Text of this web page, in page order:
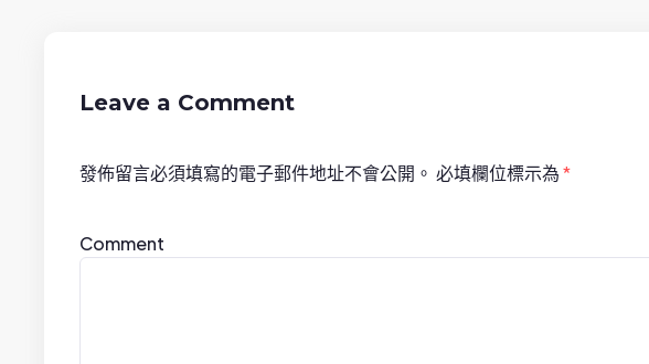
Leave a Comment
發佈留言必須填寫的電子郵件地址不會公開。 必填欄位標示為*
Comment